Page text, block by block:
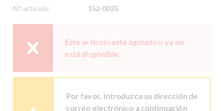
N.º artículo:
152-0025
Este artículo está agotado o ya no
está disponible.
Por favor, introduzca su dirección de
correo electrónico a continuación